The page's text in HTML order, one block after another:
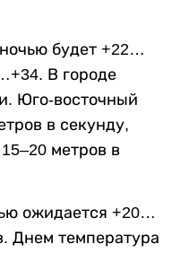
ночью будет +22…
В городе
Юго-восточный
в секунду,
метров в
ожидается +20…
Днем температура